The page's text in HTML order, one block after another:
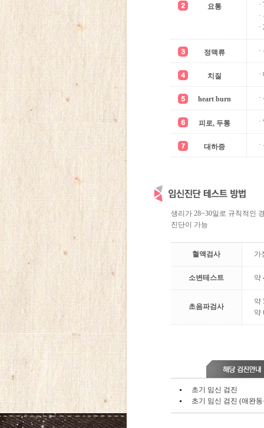
요통
정맥류
치질
heart burn
피로, 두통
대하증
생리가 28~30일로 규칙적인
진단이 가능
혈액검사 가
소변테스트 약
초음파검사
약
약
초기 임신 검진
초기 임신 검진 (애완